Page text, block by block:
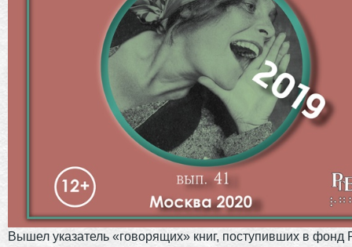
Вышел указатель «говорящих» книг, поступивших в